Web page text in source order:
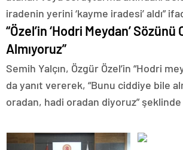
iradenin yerini ‘kayme iradesi’ aldı”
“Özel’in ‘Hodri Meydan’ Sözünü
Almıyoruz”
Semih Yalçın, Özgür Özel’in “Hodri
da yanıt vererek, “Bunu ciddiye bile
oradan, hadi oradan diyoruz” şeklinde